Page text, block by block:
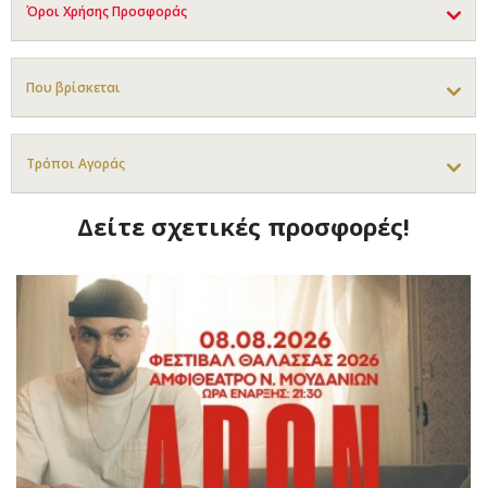
Όροι Χρήσης Προσφοράς
Που βρίσκεται
Τρόποι Αγοράς
Δείτε σχετικές προσφορές!